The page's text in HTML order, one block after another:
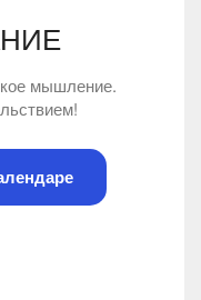
мышление.